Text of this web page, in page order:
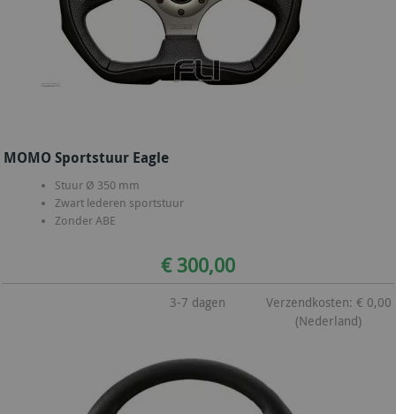
MOMO Sportstuur Eagle
Stuur Ø 350 mm
Zwart lederen sportstuur
Zonder ABE
€ 300,00
3-7 dagen
Verzendkosten: € 0,00
(Nederland)